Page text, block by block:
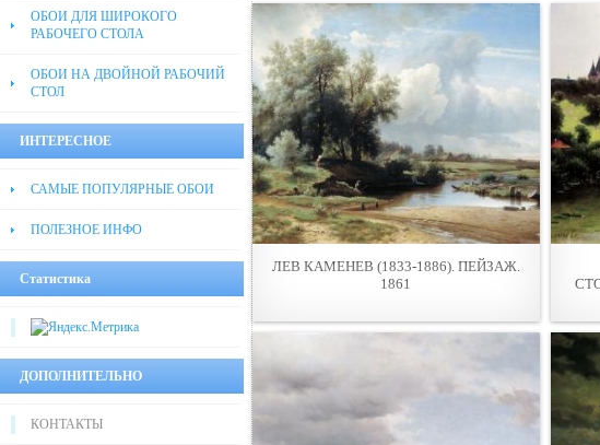
ОБОИ ДЛЯ ШИРОКОГО
РАБОЧЕГО СТОЛА
ОБОИ НА ДВОЙНОЙ РАБОЧИЙ
СТОЛ
ИНТЕРЕСНОЕ
САМЫЕ ПОПУЛЯРНЫЕ ОБОИ
ПОЛЕЗНОЕ ИНФО
Статистика
ДОПОЛНИТЕЛЬНО
КОНТАКТЫ
ЛЕВ КАМЕНЕВ (1833-1886). ПЕЙЗАЖ.
1861